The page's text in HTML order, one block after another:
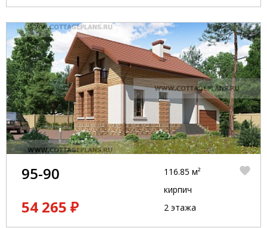
95-90
54 265 ₽
116.85 м²
кирпич
2 этажа